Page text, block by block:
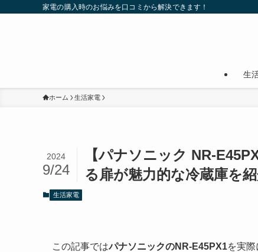
家電の購入時のお悩みを口コミから解決できます！
生
ホーム 生活家電
【パナソニック NR-
る扉が魅力的な冷蔵庫を紹
2024
9/24
生活家電
この記事ではパナソニックのNR-E45PX1を実